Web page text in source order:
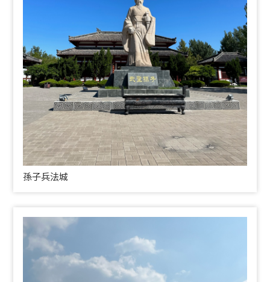
孫子兵法城